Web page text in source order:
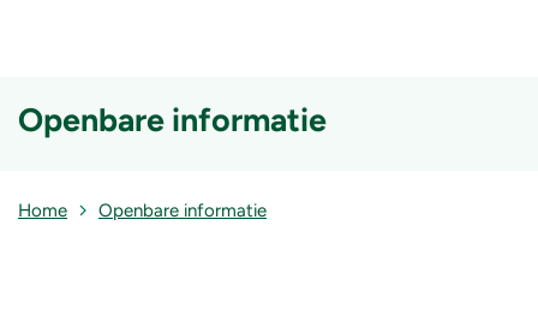
Openbare informatie
Home Openbare informatie